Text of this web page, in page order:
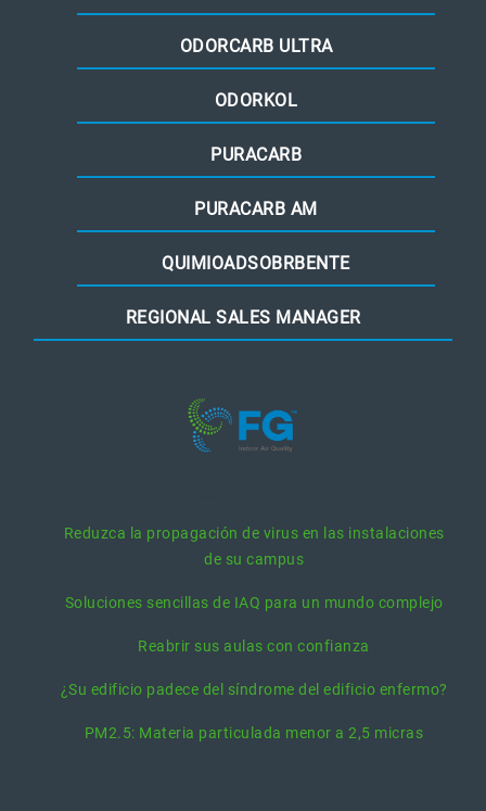
ODORCARB ULTRA
ODORKOL
PURACARB
PURACARB AM
QUIMIOADSOBRBENTE
REGIONAL SALES MANAGER
Reduzca la propagación de virus en las instalaciones
de su campus
Soluciones sencillas de IAQ para un mundo complejo
Reabrir sus aulas con confianza
¿Su edificio padece del síndrome del edificio enfermo?
PM2.5: Materia particulada menor a 2,5 micras